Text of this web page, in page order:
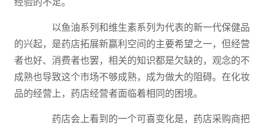
以鱼油系列和维生素系列为代表的新一代保健品
的兴起，是药店拓展新赢利空间的主要希望之一，但经营
者也好、消费者也罢，相关的知识都是欠缺的，观念的不
成熟也导致这个市场不够成熟，成为做大的阻碍。在化妆
品的经营上，药店经营者面临着相同的困境。
药店会上看到的一个可喜变化是，药店采购商把